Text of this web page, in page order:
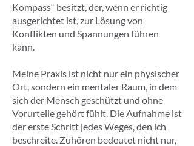
Kompass“ besitzt, der, wenn er richtig
ausgerichtet ist, zur Lösung von
Konflikten und Spannungen führen
kann.
Meine Praxis ist nicht nur ein physischer
Ort, sondern ein mentaler Raum, in dem
sich der Mensch geschützt und ohne
Vorurteile gehört fühlt. Die Aufnahme ist
der erste Schritt jedes Weges, den ich
beschreite. Zuhören bedeutet nicht nur,